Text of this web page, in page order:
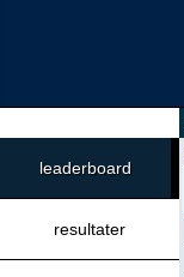
leaderboard
resultater